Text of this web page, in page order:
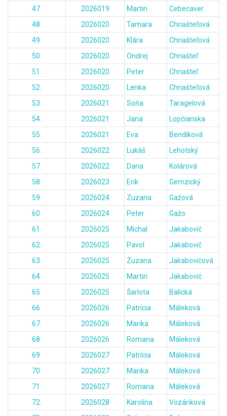
47.
2026019 Martin
Cebecaver
48.
2026020 Tamara
Chriašteľová
49.
2026020 Klára
Chriašteľová
50.
2026020 Ondrej
Chriašteľ
51.
2026020 Peter
Chriašteľ
52.
2026020 Lenka
Chriašteľová
53.
2026021 Soňa
Taragelová
54.
2026021 Jana
Lopčianska
55.
2026021 Eva
Bendíková
56.
2026022 Lukáš
Lehotský
57.
2026022 Dana
Kolárová
58.
2026023 Erik
Gemzický
59.
2026024 Zuzana
Gažová
60.
2026024 Peter
Gažo
61.
2026025 Michal
Jakabovič
62.
2026025 Pavol
Jakabovič
63.
2026025 Zuzana
Jakabovičová
64.
2026025 Martin
Jakabovič
65.
2026025 Šarlota
Balická
66.
2026026 Patrícia
Máleková
67.
2026026 Marika
Máleková
68.
2026026 Romana
Máleková
69.
2026027 Patrícia
Máleková
70.
2026027 Marika
Máleková
71.
2026027 Romana
Máleková
72.
2026028 Karolína
Vozáriková